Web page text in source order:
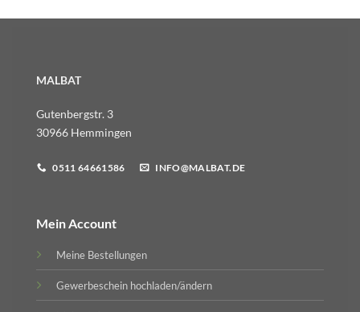
MALBAT
Gutenbergstr. 3
30966 Hemmingen
0511 64661586 INFO@MALBAT.DE
Mein Account
Meine Bestellungen
Gewerbeschein hochladen/ändern